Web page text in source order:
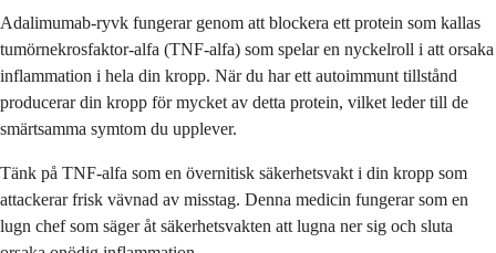
Adalimumab-ryvk fungerar genom att blockera ett protein som kallas
tumörnekrosfaktor-alfa (TNF-alfa) som spelar en nyckelroll i att orsaka
inflammation i hela din kropp. När du har ett autoimmunt tillstånd
producerar din kropp för mycket av detta protein, vilket leder till de
smärtsamma symtom du upplever.
Tänk på TNF-alfa som en övernitisk säkerhetsvakt i din kropp som
attackerar frisk vävnad av misstag. Denna medicin fungerar som en
lugn chef som säger åt säkerhetsvakten att lugna ner sig och sluta